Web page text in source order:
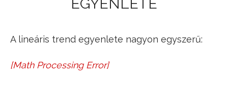
EGYENLETE
A lineáris trend egyenlete nagyon egyszerű:
[Math Processing Error]
y^t=b^0+b^1⋅t